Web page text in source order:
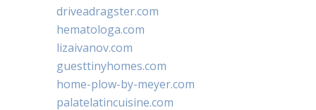
driveadragster.com
hematologa.com
lizaivanov.com
guesttinyhomes.com
home-plow-by-meyer.com
palatelatincuisine.com